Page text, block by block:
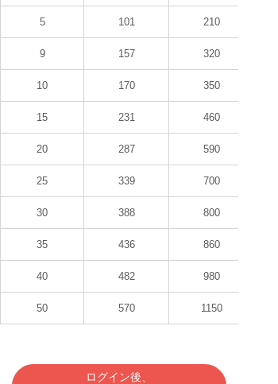
ミンE150 IU/kg以上、オメガ6脂肪酸2.0％以上、オ
メガ3脂肪酸1.25％以上
粗タンパク
23%以
10%以
上
粗繊維
6%以
8%以
下
水分
10%以
カルシウム
リン
カロリー330kcal/100ｇ
5 101 210
9 157 320
10 170 350
15 231 460
20 287 590
25 339 700
30 388 800
35 436 860
40 482 980
50 570 1150
ログイン後、